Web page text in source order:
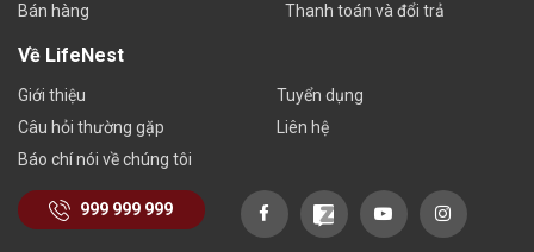
Bán hàng
Thanh toán và đổi trả
Về LifeNest
Giới thiệu
Câu hỏi thường gặp
Báo chí nói về chúng tôi
Tuyển dụng
Liên hệ
999 999 999